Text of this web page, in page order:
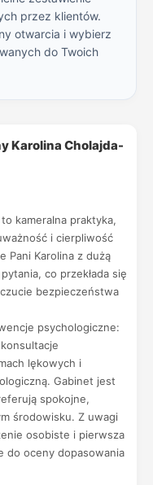
przez klientów.
otwarcia i wybierz
do Twoich
Karolina Cholajda-
to kameralna praktyka,
i cierpliwość
Pani Karolina z dużą
co przekłada się
bezpieczeństwa
psychologiczne:
lękowych i
Gabinet jest
spokojne,
środowisku. Z uwagi
osobiste i pierwsza
do oceny dopasowania